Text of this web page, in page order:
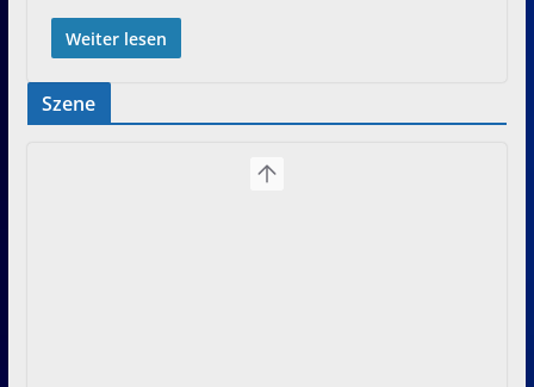
Weiter lesen
Szene